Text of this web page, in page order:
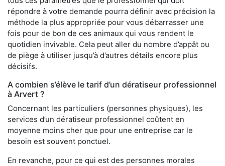
répondre à votre demande pourra définir avec précision la
méthode la plus appropriée pour vous débarrasser une
fois pour de bon de ces animaux qui vous rendent le
quotidien invivable. Cela peut aller du nombre d’appât ou
de piège à utiliser jusqu’à d’autres détails encore plus
décisifs.
A combien s’élève le tarif d’un dératiseur professionnel
à Arvert ?
Concernant les particuliers (personnes physiques), les
services d’un dératiseur professionnel coûtent en
moyenne moins cher que pour une entreprise car le
besoin est souvent ponctuel.
En revanche, pour ce qui est des personnes morales